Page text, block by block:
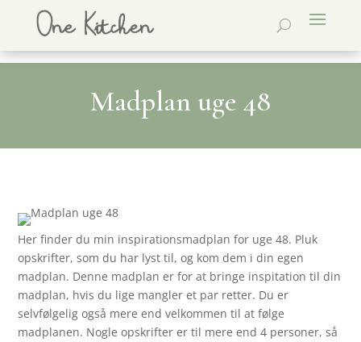
Madplan uge 48
Her finder du min inspirationsmadplan for uge 48. Pluk
opskrifter, som du har lyst til, og kom dem i din egen
madplan. Denne madplan er for at bringe inspitation til din
madplan, hvis du lige mangler et par retter. Du er
selvfølgelig også mere end velkommen til at følge
madplanen. Nogle opskrifter er til mere end 4 personer, så